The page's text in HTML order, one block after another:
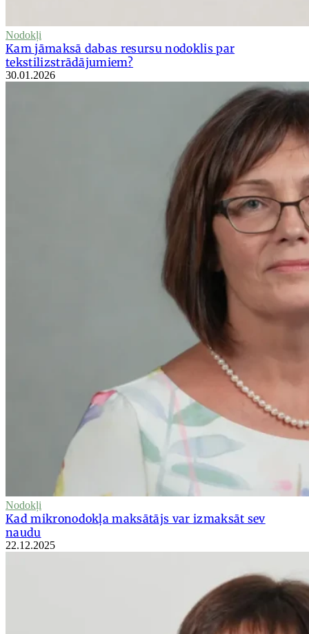
Nodokļi
Kam jāmaksā dabas resursu nodoklis par
tekstilizstrādājumiem?
30.01.2026
Nodokļi
Kad mikronodokļa maksātājs var izmaksāt sev
naudu
22.12.2025